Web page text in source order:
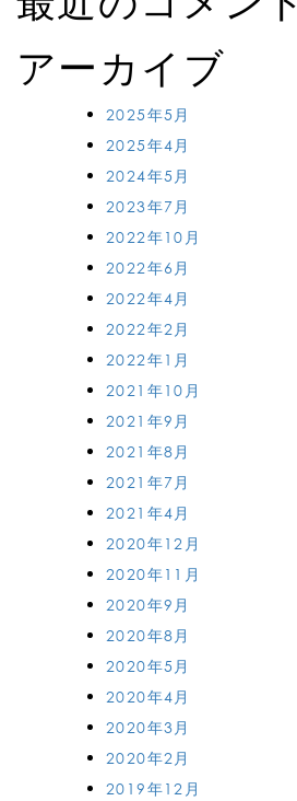
アーカイブ
2025年5月
2025年4月
2024年5月
2023年7月
2022年10月
2022年6月
2022年4月
2022年2月
2022年1月
2021年10月
2021年9月
2021年8月
2021年7月
2021年4月
2020年12月
2020年11月
2020年9月
2020年8月
2020年5月
2020年4月
2020年3月
2020年2月
2019年12月